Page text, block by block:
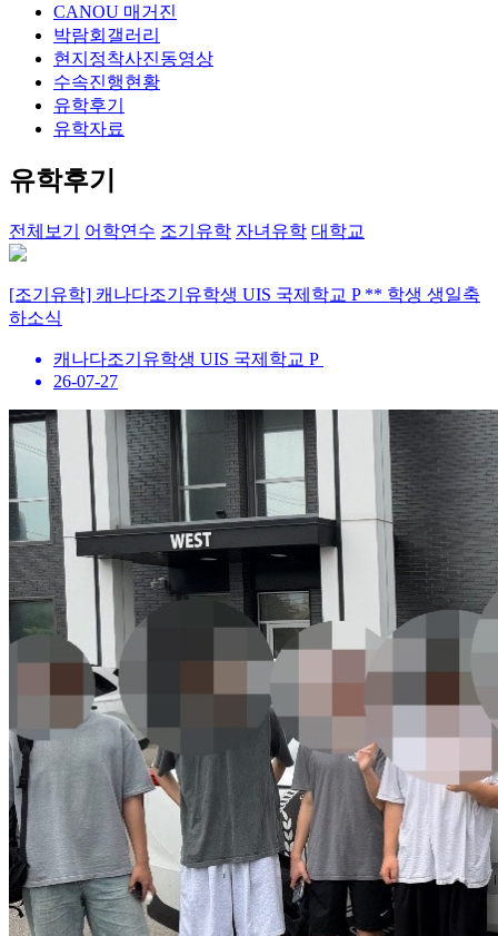
CANOU 매거진
박람회갤러리
현지정착사진동영상
수속진행현황
유학후기
유학자료
유학후기
전체보기 어학연수 조기유학 자녀유학 대학교
[조기유학] 캐나다조기유학생 UIS 국제학교 P ** 학생 생일축
하소식
캐나다조기유학생 UIS 국제학교 P
26-07-27